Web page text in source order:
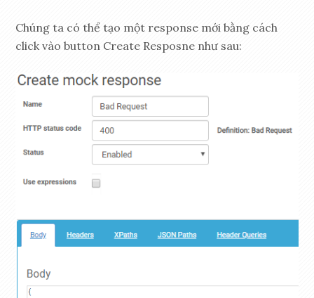
Chúng ta có thể tạo một response mới bằng cách
click vào button Create Resposne như sau: